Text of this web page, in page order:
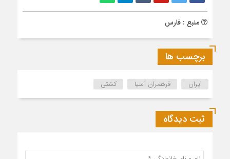
منبع : فارس
برچسب ها
ایران قرهمران آسیا کشتی
ثبت دیدگاه